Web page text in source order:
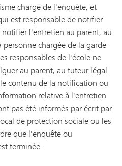
chargé de l'enquête, et
est responsable de notifier
l'entretien au parent, au
chargée de la garde
responsables de l'école ne
au parent, au tuteur légal
contenu de la notification ou
relative à l'entretien
pas été informés par écrit par
de protection sociale ou les
que l'enquête ou
terminée.